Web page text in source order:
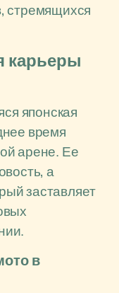
стремящихся
карьеры
японская
время
арене. Ее
а
заставляет
в